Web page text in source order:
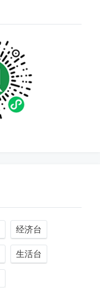
经济台
生活台